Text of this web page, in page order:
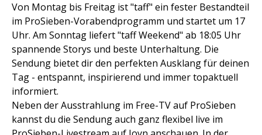
Von Montag bis Freitag ist "taff" ein fester Bestandteil
im ProSieben-Vorabendprogramm und startet um 17
Uhr. Am Sonntag liefert "taff Weekend" ab 18:05 Uhr
spannende Storys und beste Unterhaltung. Die
Sendung bietet dir den perfekten Ausklang für deinen
Tag - entspannt, inspirierend und immer topaktuell
informiert.
Neben der Ausstrahlung im Free-TV auf ProSieben
kannst du die Sendung auch ganz flexibel live im